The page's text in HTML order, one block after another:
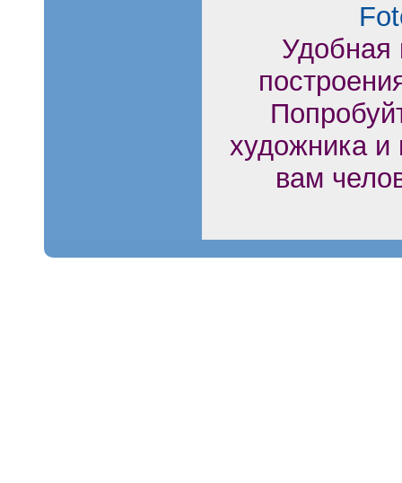
Удобная
художника и
вам
.